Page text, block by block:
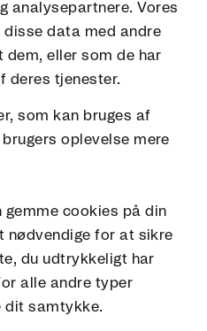
analysepartnere. Vores
disse data med andre
dem, eller som de har
deres tjenester.
som kan bruges af
oplevelse mere
cookies på din
nødvendige for at sikre
du udtrykkeligt har
alle andre typer
dit samtykke.